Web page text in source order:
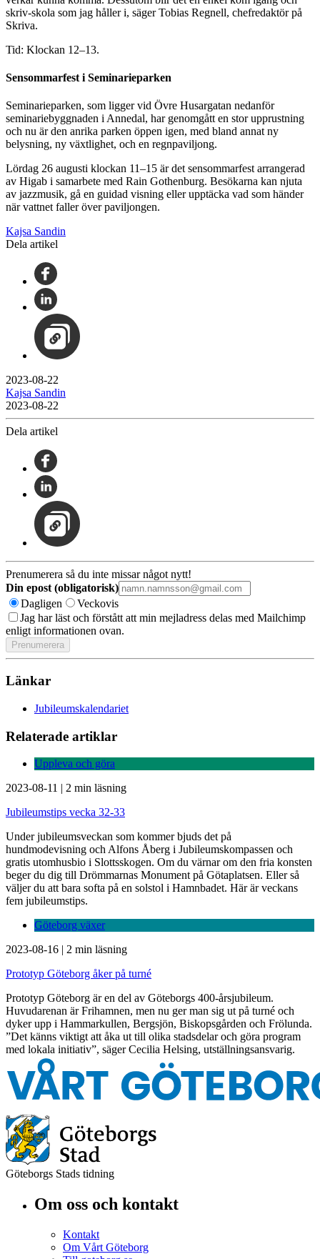
skriv-skola som jag håller i, säger Tobias Regnell, chefredaktör på
Skriva.
Tid: Klockan 12–13.
Sensommarfest i Seminarieparken
Seminarieparken, som ligger vid Övre Husargatan nedanför
seminariebyggnaden i Annedal, har genomgått en stor upprustning
och nu är den anrika parken öppen igen, med bland annat ny
belysning, ny växtlighet, och en regnpaviljong.
Lördag 26 augusti klockan 11–15 är det sensommarfest arrangerad
av Higab i samarbete med Rain Gothenburg. Besökarna kan njuta
av jazzmusik, gå en guidad visning eller upptäcka vad som händer
när vattnet faller över paviljongen.
Kajsa Sandin
Dela artikel
2023-08-22
Kajsa Sandin
2023-08-22
Dela artikel
Prenumerera så du inte missar något nytt!
Din epost (obligatorisk)
Dagligen
Veckovis
Jag har läst och förstått att min mejladress delas med Mailchimp
enligt informationen ovan.
Länkar
Jubileumskalendariet
Relaterade artiklar
Uppleva och göra
2023-08-11 | 2 min läsning
Jubileumstips vecka 32-33
Under jubileumsveckan som kommer bjuds det på
hundmodevisning och Alfons Åberg i Jubileumskompassen och
gratis utomhusbio i Slottsskogen. Om du värnar om den fria konsten
beger du dig till Drömmarnas Monument på Götaplatsen. Eller så
väljer du att bara softa på en solstol i Hamnbadet. Här är veckans
fem jubileumstips.
Göteborg växer
2023-08-16 | 2 min läsning
Prototyp Göteborg åker på turné
Prototyp Göteborg är en del av Göteborgs 400-årsjubileum.
Huvudarenan är Frihamnen, men nu ger man sig ut på turné och
dyker upp i Hammarkullen, Bergsjön, Biskopsgården och Frölunda.
”Det känns viktigt att åka ut till olika stadsdelar och göra program
med lokala initiativ”, säger Cecilia Helsing, utställningsansvarig.
Göteborgs Stads tidning
Om oss och kontakt
Kontakt
Om Vårt Göteborg